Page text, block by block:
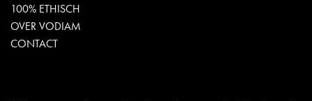
100% ETHISCH
OVER VODIAM
CONTACT